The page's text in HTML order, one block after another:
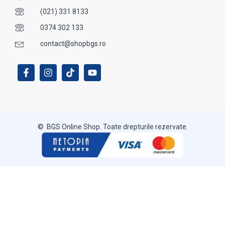
(021) 331 8133
0374 302 133
contact@shopbgs.ro
© BGS Online Shop. Toate drepturile rezervate.